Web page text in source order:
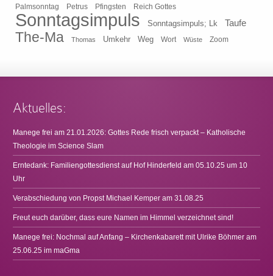
Palmsonntag Petrus Pfingsten Reich Gottes
Sonntagsimpuls Sonntagsimpuls; Lk Taufe
The-Ma Thomas Umkehr Weg Wort Wüste Zoom
Aktuelles:
Manege frei am 21.01.2026: Gottes Rede frisch verpackt – Katholische
Theologie im Science Slam
Erntedank: Familiengottesdienst auf Hof Hinderfeld am 05.10.25 um 10
Uhr
Verabschiedung von Propst Michael Kemper am 31.08.25
Freut euch darüber, dass eure Namen im Himmel verzeichnet sind!
Manege frei: Nochmal auf Anfang – Kirchenkabarett mit Ulrike Böhmer am
25.06.25 im maGma